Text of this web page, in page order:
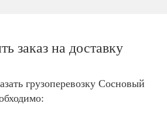
заказ на доставку
грузоперевозку Сосновый